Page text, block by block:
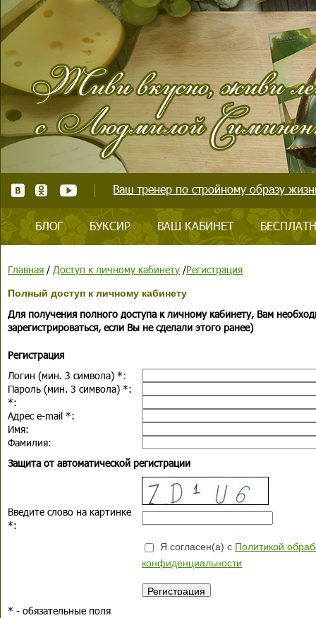
Ваш тренер по стройному образу
БЛОГ БУКСИР ВАШ КАБИНЕТ
Главная / Доступ к личному кабинету /Регистрация
Полный доступ к личному кабинету
Для получения полного доступа к личному кабинету, Вам
зарегистрироваться, если Вы не сделали этого ранее)
Регистрация
Логин (мин. 3 символа) *:
Пароль (мин. 3 символа) *:
*:
Адрес e-mail *:
Имя:
Фамилия:
Защита от автоматической регистрации
Введите слово на картинке
*:
Я согласен(а) с Политикой
конфиденциальности
* - обязательные поля